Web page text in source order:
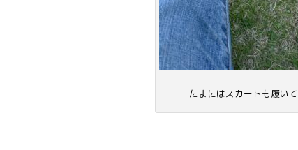
たまにはスカートも履い